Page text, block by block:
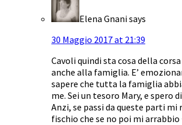
Elena Gnanisays
30 Maggio 2017 at 21:39
Cavoli quindi sta cosa della
anche alla famiglia. E’
sapere che tutta la famiglia
me. Sei un tesoro Mary, e spero
Anzi, se passi da queste parti mi
fischio che se no poi mi arrabbio